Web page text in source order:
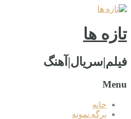
تازه ها
فیلم|سریال|آهنگ
Menu
خانه
برگه نمونه